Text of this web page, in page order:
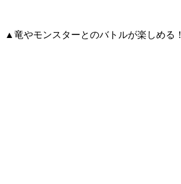
▲竜やモンスターとのバトルが楽しめる！